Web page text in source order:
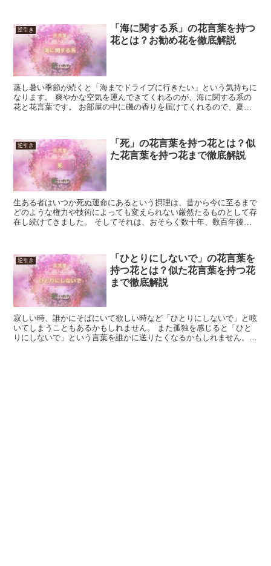
逆引き
「海に関する系」の花言葉を持つ
花とは？お勧め花を徹底解説
蒸し暑い季節が続くと「海までドライブに行きたい」という気持ちに
なります。 爽やかな空気を運んできてくれるのが、海に関する系の
花と花言葉です。 お部屋の中に磯の香りを届けてくれるので、夏ら
逆引き
「死」の花言葉を持つ花とは？似
た花言葉を持つ花まで徹底解説
生ある者はいつか死ぬ運命にあるという摂理は、昔から今に至るまで
どのような権力や技術によっても変えられない厳然たるものとして存
在し続けてきました。 そしてそれは、おそらく数十年、数百年後に
逆引き
「ひとりにしないで」の花言葉を
持つ花とは？似た花言葉を持つ花
まで徹底解説
寂しい時、誰かにそばにいて欲しい時など「ひとりにしないで」と呟
いてしまうこともあるかもしれません。 また孤独を感じると「ひと
りにしないで」という言葉を誰かに送りたくなるかもしれません。